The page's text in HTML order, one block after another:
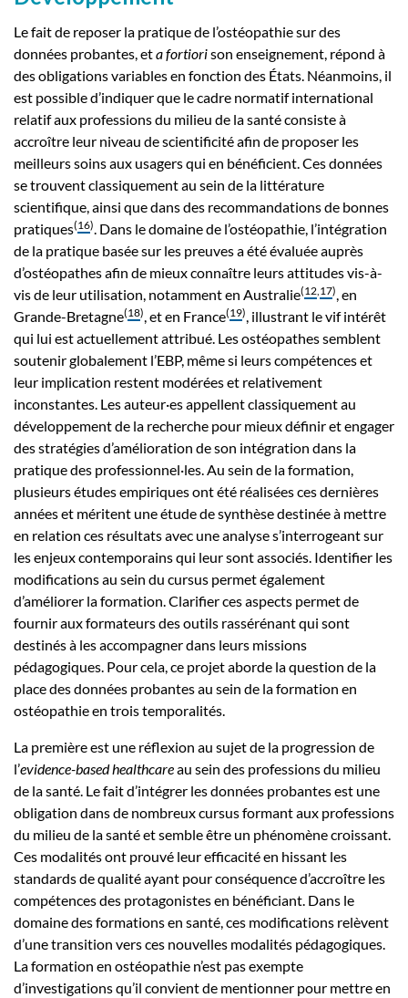
Le fait de reposer la pratique de l’ostéopathie sur des
données probantes, eta fortiorison enseignement, répond à
des obligations variables en fonction des États. Néanmoins, il
est possible d’indiquer que le cadre normatif international
relatif aux professions du milieu de la santé consiste à
accroître leur niveau de scientificité afin de proposer les
meilleurs soins aux usagers qui en bénéficient. Ces données
se trouvent classiquement au sein de la littérature
scientifique, ainsi que dans des recommandations de bonnes
pratiques(16). Dans le domaine de l’ostéopathie, l’intégration
de la pratique basée sur les preuves a été évaluée auprès
d’ostéopathes afin de mieux connaître leurs attitudes vis-à-
vis de leur utilisation, notamment en Australie(12,17), en
Grande-Bretagne(18), et en France(19), illustrant le vif intérêt
qui lui est actuellement attribué. Les ostéopathes semblent
soutenir globalement l’EBP, même si leurs compétences et
leur implication restent modérées et relativement
inconstantes. Les auteur·es appellent classiquement au
développement de la recherche pour mieux définir et engager
des stratégies d’amélioration de son intégration dans la
pratique des professionnel·les. Au sein de la formation,
plusieurs études empiriques ont été réalisées ces dernières
années et méritent une étude de synthèse destinée à mettre
en relation ces résultats avec une analyse s’interrogeant sur
les enjeux contemporains qui leur sont associés. Identifier les
modifications au sein du cursus permet également
d’améliorer la formation. Clarifier ces aspects permet de
fournir aux formateurs des outils rassérénant qui sont
destinés à les accompagner dans leurs missions
pédagogiques. Pour cela, ce projet aborde la question de la
place des données probantes au sein de la formation en
ostéopathie en trois temporalités.
La première est une réflexion au sujet de la progression de
l’evidence-based healthcareau sein des professions du milieu
de la santé. Le fait d’intégrer les données probantes est une
obligation dans de nombreux cursus formant aux professions
du milieu de la santé et semble être un phénomène croissant.
Ces modalités ont prouvé leur efficacité en hissant les
standards de qualité ayant pour conséquence d’accroître les
compétences des protagonistes en bénéficiant. Dans le
domaine des formations en santé, ces modifications relèvent
d’une transition vers ces nouvelles modalités pédagogiques.
La formation en ostéopathie n’est pas exempte
d’investigations qu’il convient de mentionner pour mettre en